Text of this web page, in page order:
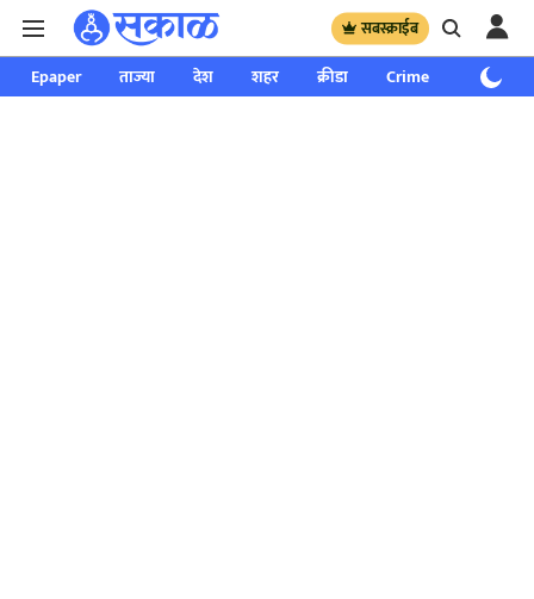
सबस्क्राईब
Epaper ताज्या देश शहर क्रीडा Crime साप्ताहिक